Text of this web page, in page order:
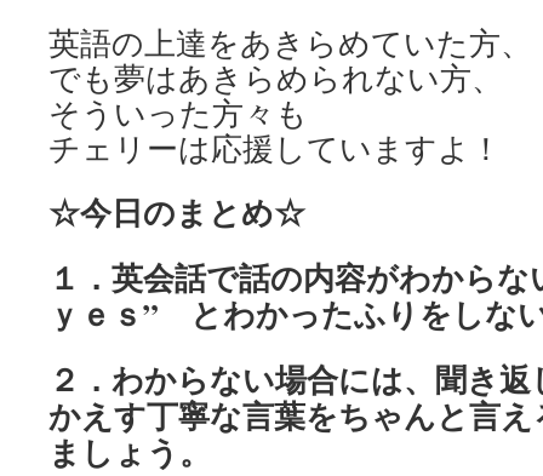
英語の上達をあきらめていた方、
でも夢はあきらめられない方、
そういった方々も
チェリーは応援していますよ！
☆今日のまとめ☆
１．英会話で話の内容がわから
ｙｅｓ” とわかったふりをしな
２．わからない場合には、聞き
かえす丁寧な言葉をちゃんと言
ましょう。